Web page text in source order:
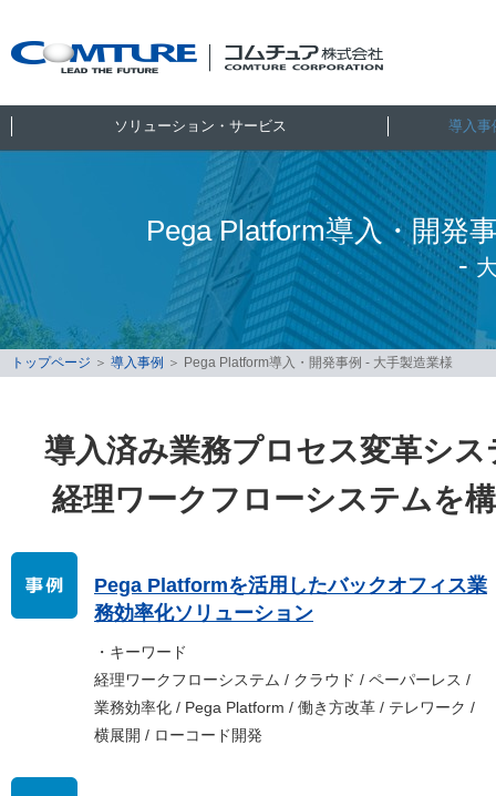
ソリューション・サービス 導入事
Pega Platform導入・開発
-
トップページ ＞ 導入事例 ＞ Pega Platform導入・開発事例 - 大手製造業様
導入済み業務プロセス変革シ
経理ワークフローシステムを
Pega Platformを活用したバックオフィス業
務効率化ソリューション
・キーワード
経理ワークフローシステム / クラウド / ペーパーレス /
業務効率化 / Pega Platform / 働き方改革 / テレワーク /
横展開 / ローコード開発